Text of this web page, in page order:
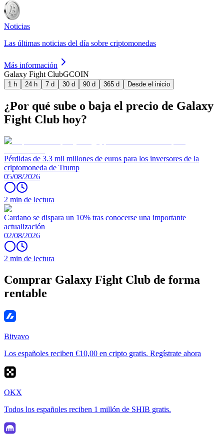
Noticias
Las últimas noticias del día sobre criptomonedas
Más información
Galaxy Fight ClubGCOIN
1 h 24 h 7 d 30 d 90 d 365 d Desde el inicio
¿Por qué sube o baja el precio de Galaxy
Fight Club hoy?
Pérdidas de 3.3 mil millones de euros para los inversores de la
criptomoneda de Trump
05/08/2026
2 min de lectura
Cardano se dispara un 10% tras conocerse una importante
actualización
02/08/2026
2 min de lectura
Comprar Galaxy Fight Club de forma
rentable
Bitvavo
Los españoles reciben €10,00 en cripto gratis. Regístrate ahora
OKX
Todos los españoles reciben 1 millón de SHIB gratis.